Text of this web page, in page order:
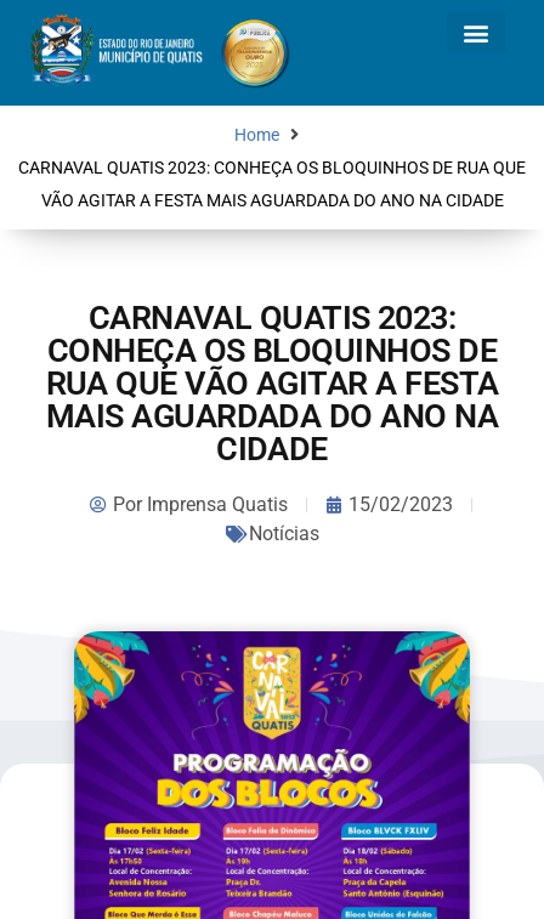
Home
CARNAVAL QUATIS 2023: CONHEÇA OS BLOQUINHOS DE RUA QUE
VÃO AGITAR A FESTA MAIS AGUARDADA DO ANO NA CIDADE
CARNAVAL QUATIS 2023:
CONHEÇA OS BLOQUINHOS DE
RUA QUE VÃO AGITAR A FESTA
MAIS AGUARDADA DO ANO NA
CIDADE
PorImprensa Quatis
15/02/2023
Notícias